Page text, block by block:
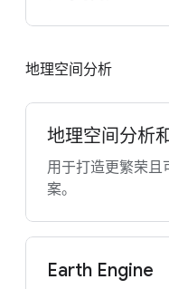
地理空间分析
地理空间分析
用于打造更繁荣且
案。
Earth Engine